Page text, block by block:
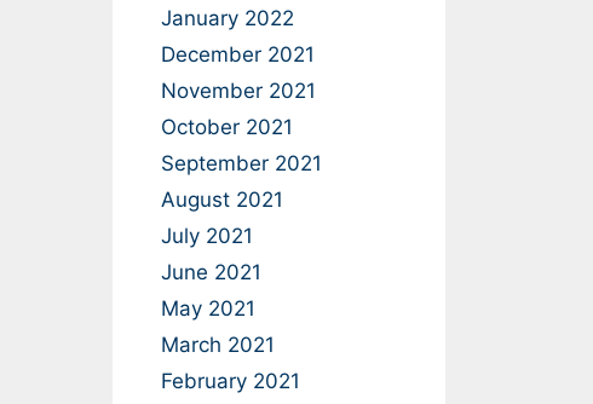
January 2022
December 2021
November 2021
October 2021
September 2021
August 2021
July 2021
June 2021
May 2021
March 2021
February 2021